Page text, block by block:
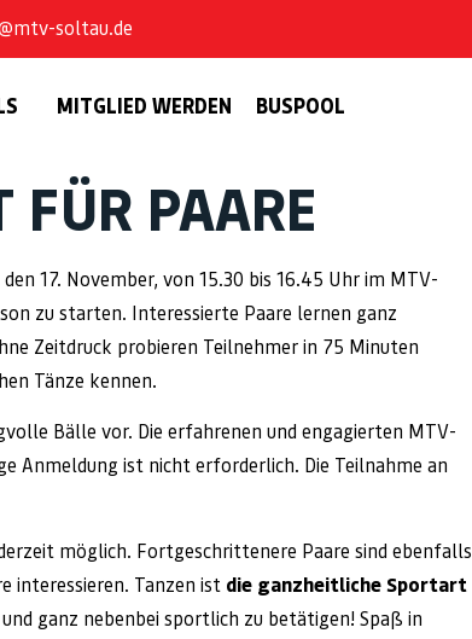
soltau.de
MITGLIED WERDEN
BUSPOOL
FÜR PAARE
17. November, von 15.30 bis 16.45 Uhr im MTV-
zu starten. Interessierte Paare lernen ganz
Zeitdruck probieren Teilnehmer in 75 Minuten
Tänze kennen.
Bälle vor. Die erfahrenen und engagierten MTV-
Anmeldung ist nicht erforderlich. Die Teilnahme an
möglich. Fortgeschrittenere Paare sind ebenfalls
interessieren. Tanzen ist die ganzheitliche Sportart
ganz nebenbei sportlich zu betätigen! Spaß in